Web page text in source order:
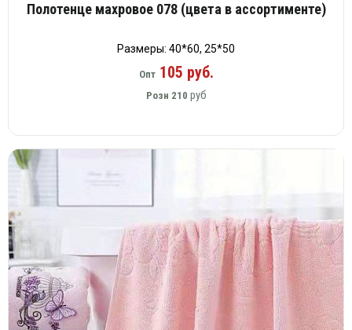
Полотенце махровое 078 (цвета в ассортименте)
Размеры: 40*60, 25*50
Опт105 руб.
Розн 210 руб